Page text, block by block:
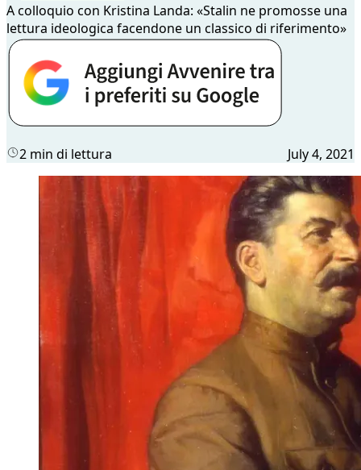
A colloquio con Kristina Landa: «Stalin ne promosse una
lettura ideologica facendone un classico di riferimento»
2 min di lettura July 4, 2021